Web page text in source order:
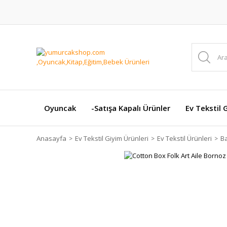
Oyuncak -Satışa Kapalı Ürünler Ev Tekstil
Anasayfa Ev Tekstil Giyim Ürünleri Ev Tekstil Ürünleri